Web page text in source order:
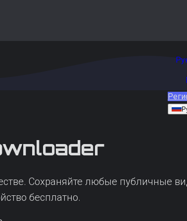
Сохраняйте любые публичные
бесплатно.